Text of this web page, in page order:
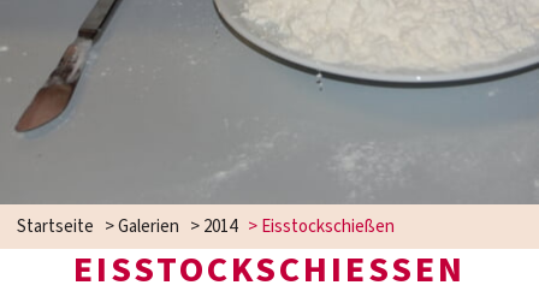
Startseite >Galerien >2014 >Eisstockschießen
EISSTOCKSCHIESSEN